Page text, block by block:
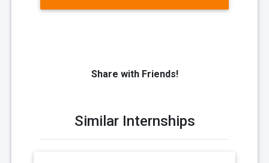
Share with Friends!
Similar Internships